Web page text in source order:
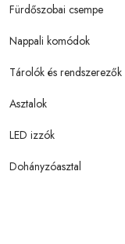
Fürdőszobai csempe
Nappali komódok
Tárolók és rendszerezők
Asztalok
LED izzók
Dohányzóasztal